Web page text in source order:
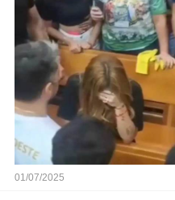
01/07/2025